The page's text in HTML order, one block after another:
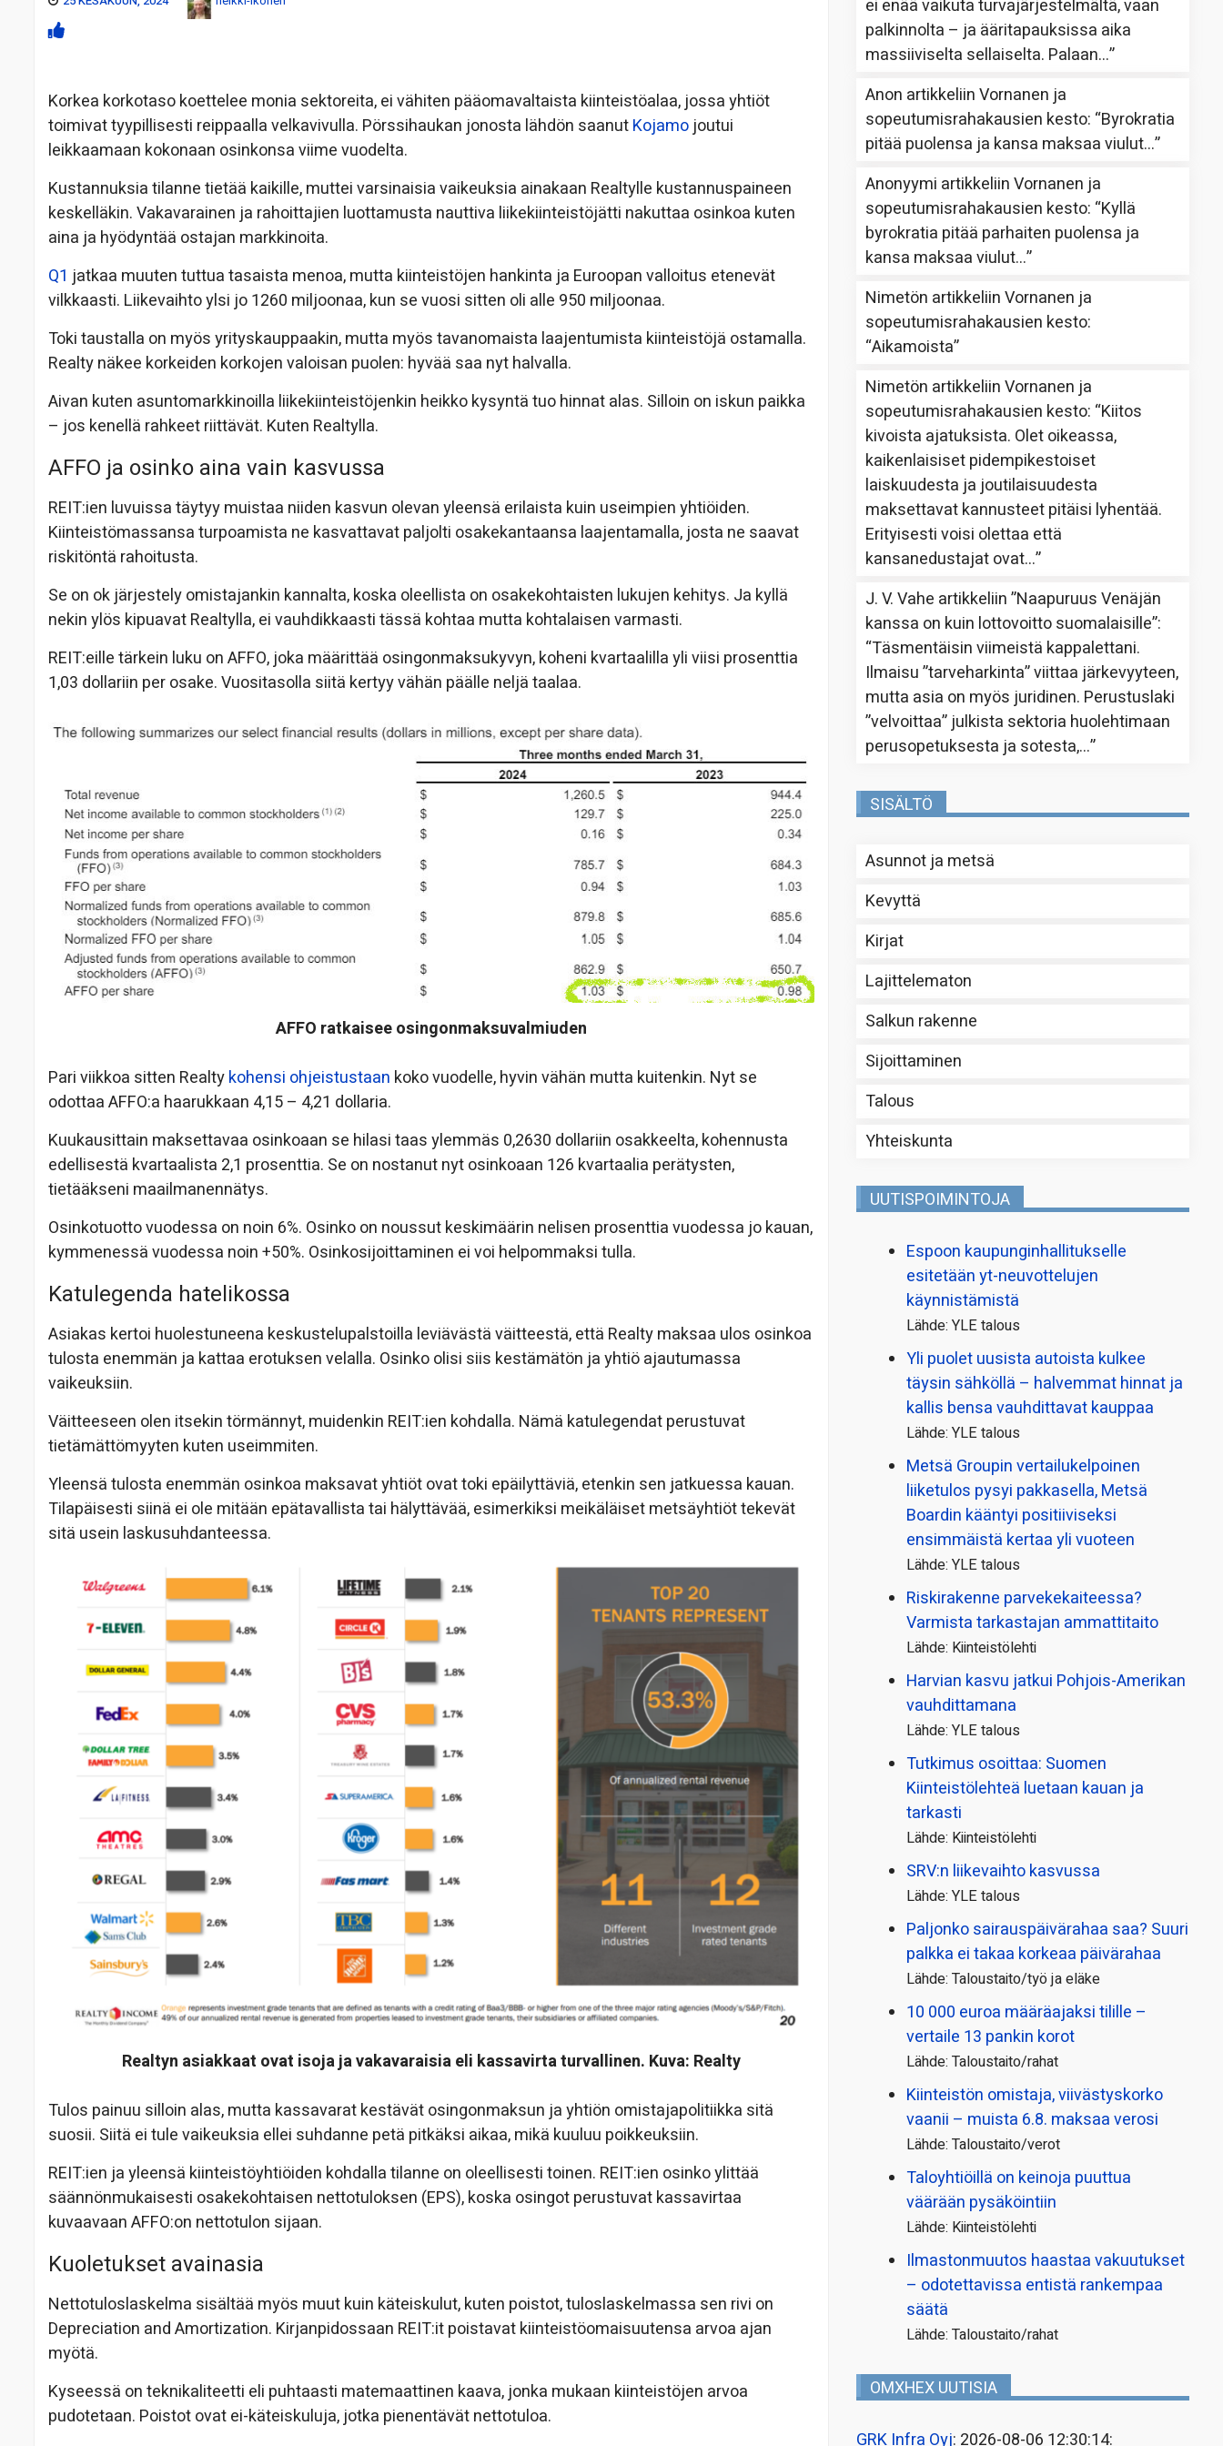
Korkea korkotaso koettelee monia sektoreita, ei vähiten pääomavaltaista kiinteistöalaa, jossa yhtiöt
toimivat tyypillisesti reippaalla velkavivulla. Pörssihaukan jonosta lähdön saanutKojamo joutui
leikkaamaan kokonaan osinkonsa viime vuodelta.
Kustannuksia tilanne tietää kaikille, muttei varsinaisia vaikeuksia ainakaan Realtylle kustannuspaineen
keskelläkin. Vakavarainen ja rahoittajien luottamusta nauttiva liikekiinteistöjätti nakuttaa osinkoa kuten
aina ja hyödyntää ostajan markkinoita.
Q1 jatkaa muuten tuttua tasaista menoa, mutta kiinteistöjen hankinta ja Euroopan valloitus etenevät
vilkkaasti. Liikevaihto ylsi jo 1260 miljoonaa, kun se vuosi sitten oli alle 950 miljoonaa.
Toki taustalla on myös yrityskauppaakin, mutta myös tavanomaista laajentumista kiinteistöjä ostamalla.
Realty näkee korkeiden korkojen valoisan puolen: hyvää saa nyt halvalla.
Aivan kuten asuntomarkkinoilla liikekiinteistöjenkin heikko kysyntä tuo hinnat alas. Silloin on iskun paikka
– jos kenellä rahkeet riittävät. Kuten Realtylla.
AFFO ja osinko aina vain kasvussa
REIT:ien luvuissa täytyy muistaa niiden kasvun olevan yleensä erilaista kuin useimpien yhtiöiden.
Kiinteistömassansa turpoamista ne kasvattavat paljolti osakekantaansa laajentamalla, josta ne saavat
riskitöntä rahoitusta.
Se on ok järjestely omistajankin kannalta, koska oleellista on osakekohtaisten lukujen kehitys. Ja kyllä
nekin ylös kipuavat Realtylla, ei vauhdikkaasti tässä kohtaa mutta kohtalaisen varmasti.
REIT:eille tärkein luku on AFFO, joka määrittää osingonmaksukyvyn, koheni kvartaalilla yli viisi prosenttia
1,03 dollariin per osake. Vuositasolla siitä kertyy vähän päälle neljä taalaa.
AFFO ratkaisee osingonmaksuvalmiuden
Pari viikkoa sitten Realtykohensi ohjeistustaan koko vuodelle, hyvin vähän mutta kuitenkin. Nyt se
odottaa AFFO:a haarukkaan 4,15 – 4,21 dollaria.
Kuukausittain maksettavaa osinkoaan se hilasi taas ylemmäs 0,2630 dollariin osakkeelta, kohennusta
edellisestä kvartaalista 2,1 prosenttia. Se on nostanut nyt osinkoaan 126 kvartaalia perätysten,
tietääkseni maailmanennätys.
Osinkotuotto vuodessa on noin 6%. Osinko on noussut keskimäärin nelisen prosenttia vuodessa jo kauan,
kymmenessä vuodessa noin +50%. Osinkosijoittaminen ei voi helpommaksi tulla.
Katulegenda hatelikossa
Asiakas kertoi huolestuneena keskustelupalstoilla leviävästä väitteestä, että Realty maksaa ulos osinkoa
tulosta enemmän ja kattaa erotuksen velalla. Osinko olisi siis kestämätön ja yhtiö ajautumassa
vaikeuksiin.
Väitteeseen olen itsekin törmännyt, muidenkin REIT:ien kohdalla. Nämä katulegendat perustuvat
tietämättömyyten kuten useimmiten.
Yleensä tulosta enemmän osinkoa maksavat yhtiöt ovat toki epäilyttäviä, etenkin sen jatkuessa kauan.
Tilapäisesti siinä ei ole mitään epätavallista tai hälyttävää, esimerkiksi meikäläiset metsäyhtiöt tekevät
sitä usein laskusuhdanteessa.
Realtyn asiakkaat ovat isoja ja vakavaraisia eli kassavirta turvallinen. Kuva: Realty
Tulos painuu silloin alas, mutta kassavarat kestävät osingonmaksun ja yhtiön omistajapolitiikka sitä
suosii. Siitä ei tule vaikeuksia ellei suhdanne petä pitkäksi aikaa, mikä kuuluu poikkeuksiin.
REIT:ien ja yleensä kiinteistöyhtiöiden kohdalla tilanne on oleellisesti toinen. REIT:ien osinko ylittää
säännönmukaisesti osakekohtaisen nettotuloksen (EPS), koska osingot perustuvat kassavirtaa
kuvaavaan AFFO:on nettotulon sijaan.
Kuoletukset avainasia
Nettotuloslaskelma sisältää myös muut kuin käteiskulut, kuten poistot, tuloslaskelmassa sen rivi on
Depreciation and Amortization. Kirjanpidossaan REIT:it poistavat kiinteistöomaisuutensa arvoa ajan
myötä.
Kyseessä on teknikaliteetti eli puhtaasti matemaattinen kaava, jonka mukaan kiinteistöjen arvoa
pudotetaan. Poistot ovat ei-käteiskuluja, jotka pienentävät nettotuloa.
ei enää vaikuta turvajärjestelmältä, vaan
palkinnolta – ja ääritapauksissa aika
massiiviselta sellaiselta. Palaan…”
Anon artikkeliinVornanen ja
sopeutumisrahakausien kesto: “Byrokratia
pitää puolensa ja kansa maksaa viulut…”
Anonyymi artikkeliinVornanen ja
sopeutumisrahakausien kesto: “Kyllä
byrokratia pitää parhaiten puolensa ja
kansa maksaa viulut…”
Nimetön artikkeliinVornanen ja
sopeutumisrahakausien kesto:
“Aikamoista”
Nimetön artikkeliinVornanen ja
sopeutumisrahakausien kesto: “Kiitos
kivoista ajatuksista. Olet oikeassa,
kaikenlaisiset pidempikestoiset
laiskuudesta ja joutilaisuudesta
maksettavat kannusteet pitäisi lyhentää.
Erityisesti voisi olettaa että
kansanedustajat ovat…”
J. V. Vahe artikkeliin”Naapuruus Venäjän
kanssa on kuin lottovoitto suomalaisille”:
“Täsmentäisin viimeistä kappalettani.
Ilmaisu ”tarveharkinta” viittaa järkevyyteen,
mutta asia on myös juridinen. Perustuslaki
”velvoittaa” julkista sektoria huolehtimaan
perusopetuksesta ja sotesta,…”
SISÄLTÖ
Asunnot ja metsä
Kevyttä
Kirjat
Lajittelematon
Salkun rakenne
Sijoittaminen
Talous
Yhteiskunta
UUTISPOIMINTOJA
Espoon kaupungin­hallitukselle
esitetään yt-neuvottelujen
käynnistämistä
Lähde: YLE talous
Yli puolet uusista autoista kulkee
täysin sähköllä – halvemmat hinnat ja
kallis bensa vauhdittavat kauppaa
Lähde: YLE talous
Metsä Groupin vertailu­kelpoinen
liiketulos pysyi pakkasella, Metsä
Boardin kääntyi positiiviseksi
ensimmäistä kertaa yli vuoteen
Lähde: YLE talous
Riskirakenne parvekekaiteessa?
Varmista tarkastajan ammattitaito
Lähde: Kiinteistölehti
Harvian kasvu jatkui Pohjois-Amerikan
vauhdittamana
Lähde: YLE talous
Tutkimus osoittaa: Suomen
Kiinteistölehteä luetaan kauan ja
tarkasti
Lähde: Kiinteistölehti
SRV:n liikevaihto kasvussa
Lähde: YLE talous
Paljonko sairauspäivä­rahaa saa? Suuri
palkka ei takaa korkeaa päivärahaa
Lähde: Taloustaito/työ ja eläke
10 000 euroa määräajaksi tilille –
vertaile 13 pankin korot
Lähde: Taloustaito/rahat
Kiinteistön omistaja, viivästyskorko
vaanii – muista 6.8. maksaa verosi
Lähde: Taloustaito/verot
Taloyhtiöillä on keinoja puuttua
väärään pysäköintiin
Lähde: Kiinteistölehti
Ilmastonmuutos haastaa vakuutukset
– odotettavissa entistä rankempaa
säätä
Lähde: Taloustaito/rahat
OMXHEX UUTISIA
GRK Infra Oyj: 2026-08-06 12:30:14: